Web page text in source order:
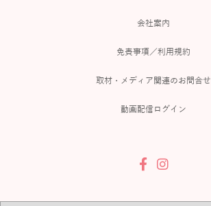
会社案内
免責事項／利用規約
取材・メディア関連のお問合せ
動画配信ログイン